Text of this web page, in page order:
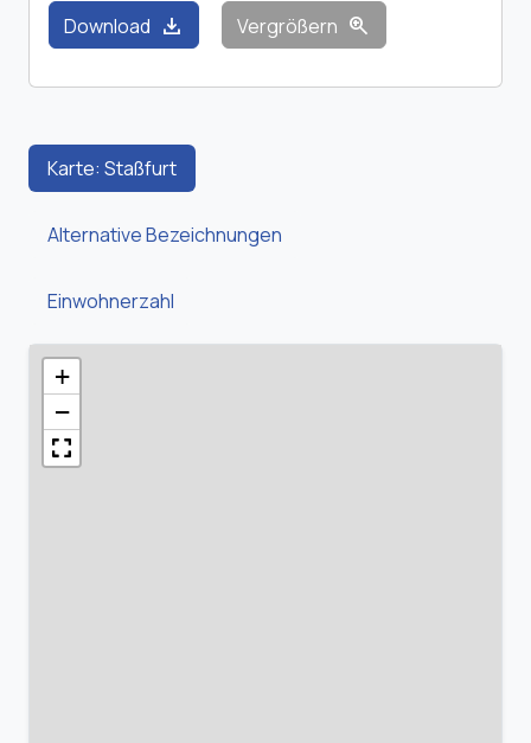
Download download Vergrößern zoom_in
Karte: Staßfurt
Alternative Bezeichnungen
Einwohnerzahl
+
−